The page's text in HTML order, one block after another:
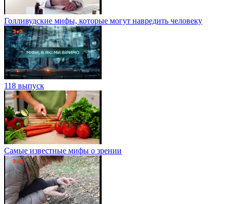
Голливудские мифы, которые могут навредить человеку
118 выпуск
Самые известные мифы о зрении